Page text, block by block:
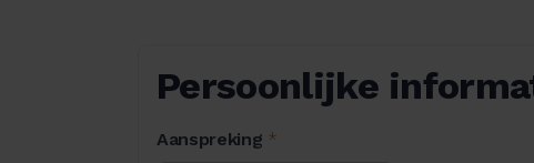
Persoonlijke
Aanspreking *